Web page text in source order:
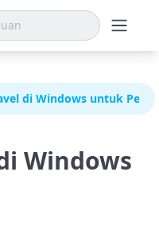
di Windows untuk
Windows